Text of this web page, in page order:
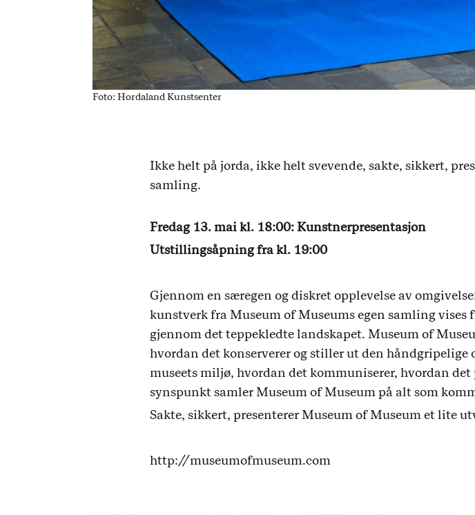
Foto: Hordaland Kunstsenter
Ikke helt på jorda, ikke helt svevende, sakte, sikkert,
samling.
Fredag 13. mai kl. 18:00: Kunstnerpresentasjon
Utstillingsåpning fra kl. 19:00
Gjennom en særegen og diskret opplevelse av
kunstverk fra Museum of Museums egen samling vises
gjennom det teppekledte landskapet. Museum of
hvordan det konserverer og stiller ut den
museets miljø, hvordan det kommuniserer, hvordan det
synspunkt samler Museum of Museum på alt som
Sakte, sikkert, presenterer Museum of Museum et lite
http://museumofmuseum.com